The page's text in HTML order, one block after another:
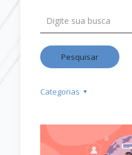
Categorias